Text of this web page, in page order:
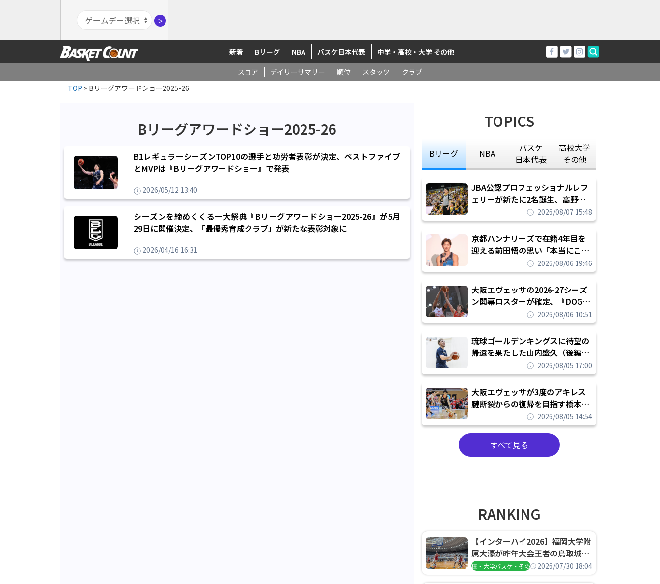
＞
新着 Bリーグ NBA バスケ日本代表 中学・高校・大学 その他
スコア デイリーサマリー 順位 スタッツ
クラブ
TOP > Bリーグアワードショー2025-26
Bリーグアワードショー2025-26
B1レギュラーシーズンTOP10の選手と功労者表彰が決定、ベストファイブ
とMVPは『Bリーグアワードショー』で発表
2026/05/12 13:40
シーズンを締めくくる一大祭典『Bリーグアワードショー2025-26』が5月
29日に開催決定、「最優秀育成クラブ」が新たな表彰対象に
2026/04/16 16:31
TOPICS
Bリーグ NBA
バスケ
日本代表
高校大学
その他
JBA公認プロフェッショナルレフ
ェリーが新たに2名誕生、高野晃
平は16年間続けた会社員生活に別
れを告げてプロ転向を決断
2026/08/07 15:48
京都ハンナリーズで在籍4年目を
迎える前田悟の思い「本当にこの
チームで勝ちたい、負けたまま舐
められたまま終わりたくない」
2026/08/06 19:46
大阪エヴェッサの2026-27シーズ
ン開幕ロスターが確定、『DOG
FIGHT』のチームカルチャーを推
し進めて結果を求めるシーズンへ
2026/08/06 10:51
琉球ゴールデンキングスに待望の
帰還を果たした山内盛久（後編）
「1人のウチナーンチュとしてみ
んなが誇りに思えるチームにして
いく」
2026/08/05 17:00
大阪エヴェッサが3度のアキレス
腱断裂からの復帰を目指す橋本拓
哉と契約を締結「もう一度コート
に立ちたい」
2026/08/05 14:54
すべて見る
RANKING
【インターハイ2026】福岡大学附
属大濠が昨年大会王者の鳥取城北
を撃破、大阪薫英女学院は岐阜女
高校・大学バスケ・その他2026/07/30 18:04